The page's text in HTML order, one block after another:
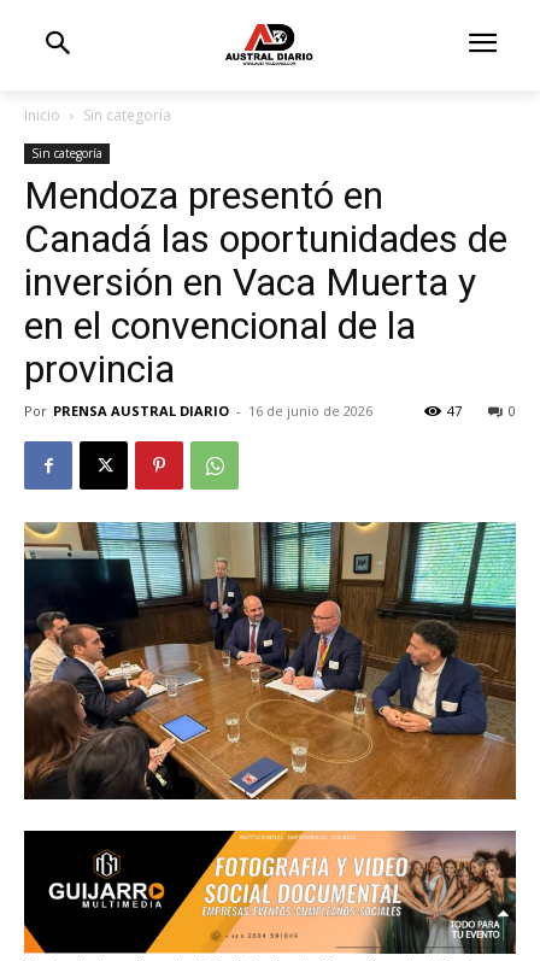
Inicio Sin categoría
Sin categoría
Mendoza presentó en
Canadá las oportunidades de
inversión en Vaca Muerta y
en el convencional de la
provincia
Por PRENSA AUSTRAL DIARIO - 16 de junio de 2026 0
47